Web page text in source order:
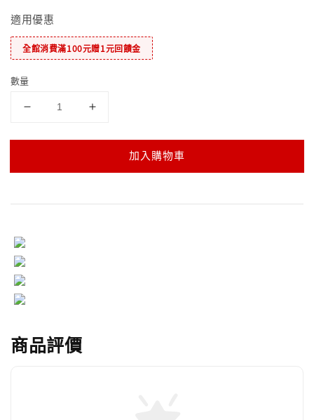
適用優惠
全館消費滿100元贈1元回饋金
數量
加入購物車
商品評價